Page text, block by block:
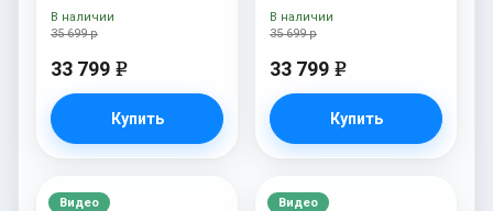
White/Black) Tulip
35 699 р
33 799 e
Купить
В наличии
White/Black) Riviera
35 699 р
33 799 e
Купить
В наличии
Видео Видео